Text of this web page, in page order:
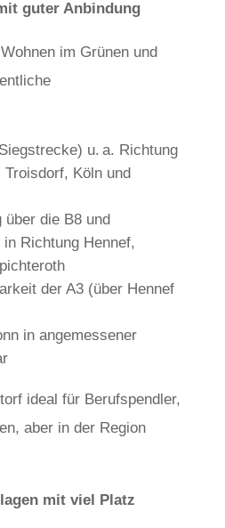
guter Anbindung
im Grünen und
u. a. Richtung
Troisdorf, Köln und
über die B8 und
Richtung Hennef,
der A3 (über Hennef
in angemessener
ideal für Berufspendler,
aber in der Region
mit viel Platz